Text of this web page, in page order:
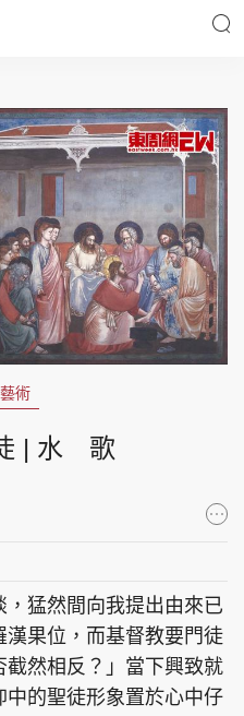
時事財經
優享生活
會員活動
東Touch
術
| 水 歌
猛然間向我提出由來已
果位，而基督教要門徒
然相反？」當下興致就
的聖徒形象置於心中仔